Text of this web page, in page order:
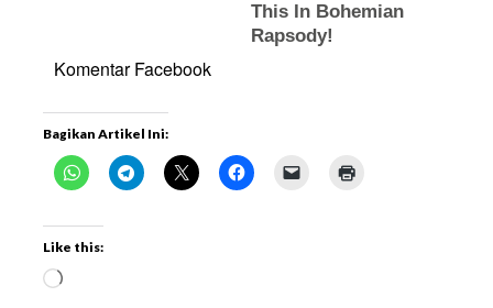
Komentar Facebook
Bagikan Artikel Ini:
Like this: